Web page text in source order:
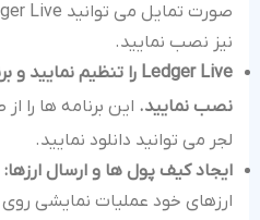
نیز نصب نمایید.
Ledger Live را تنظیم نمایید و
نصب نمایید. این برنامه ها را
لجر می توانید دانلود نمایید.
ایجاد کیف پول ها و ارسال ارزها:
ارزهای خود عملیات نمایشی